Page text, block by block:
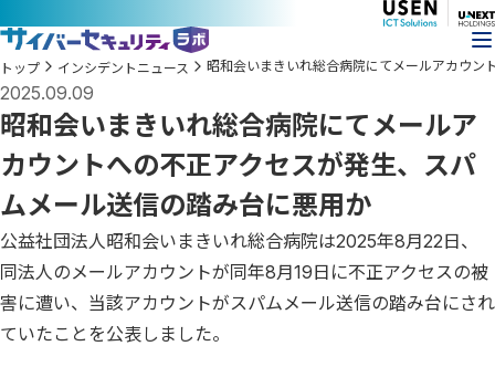
トップ インシデントニュース 昭和会いまきいれ総合病院にてメールアカウン
2025.09.09
昭和会いまきいれ総合病院にてメールア
カウントへの不正アクセスが発生、スパ
ムメール送信の踏み台に悪用か
公益社団法人昭和会いまきいれ総合病院は2025年8月22日、
同法人のメールアカウントが同年8月19日に不正アクセスの被
害に遭い、当該アカウントがスパムメール送信の踏み台にされ
ていたことを公表しました。